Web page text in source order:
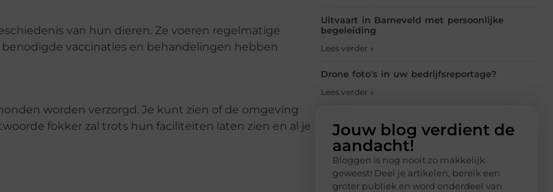
van hun dieren. Ze voeren regelmatige
vaccinaties en behandelingen hebben
worden verzorgd. Je kunt zien of de omgeving
fokker zal trots hun faciliteiten laten zien en al je
Uitvaart in Barneveld met persoonlijke
begeleiding
Lees verder »
Drone foto's in uw bedrijfsreportage?
Lees verder »
Jouw blog verdient de
aandacht!
Bloggen is nog nooit zo makkelijk
geweest! Deel je artikelen, bereik een
groter publiek en word onderdeel van